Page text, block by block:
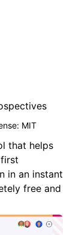
MIT
that helps
in an instant
free and